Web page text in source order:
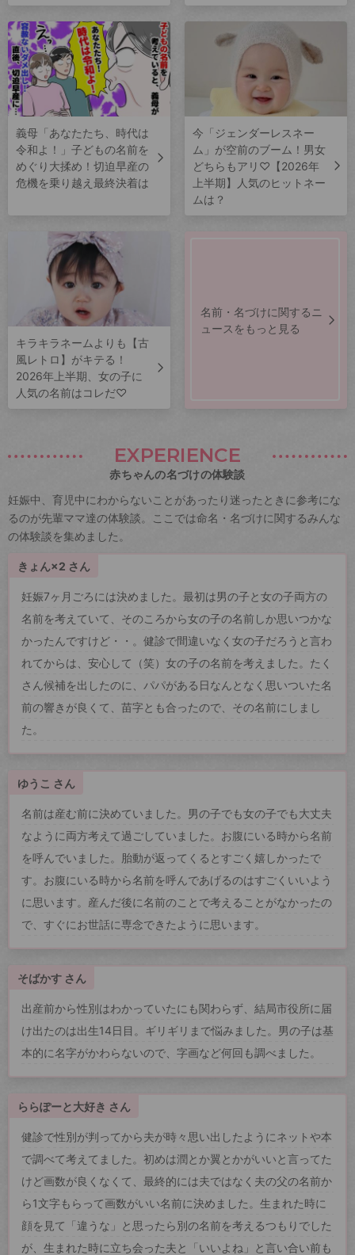
義母「あなたたち、時代は
令和よ！」子どもの名前を
めぐり大揉め！切迫早産の
危機を乗り越え最終決着は
今「ジェンダーレスネー
ム」が空前のブーム！男女
どちらもアリ♡【2026年
上半期】人気のヒットネー
ムは？
キラキラネームよりも【古
風レトロ】がキテる！
2026年上半期、女の子に
人気の名前はコレだ♡
名前・名づけに関するニ
ュースをもっと見る
EXPERIENCE
赤ちゃんの名づけの体験談
妊娠中、育児中にわからないことがあったり迷ったときに参考にな
るのが先輩ママ達の体験談。ここでは命名・名づけに関するみんな
の体験談を集めました。
きょん×2 さん
妊娠7ヶ月ごろには決めました。最初は男の子と女の子両方の
名前を考えていて、そのころから女の子の名前しか思いつかな
かったんですけど・・。健診で間違いなく女の子だろうと言わ
れてからは、安心して（笑）女の子の名前を考えました。たく
さん候補を出したのに、パパがある日なんとなく思いついた名
前の響きが良くて、苗字とも合ったので、その名前にしまし
た。
ゆうこ さん
名前は産む前に決めていました。男の子でも女の子でも大丈夫
なように両方考えて過ごしていました。お腹にいる時から名前
を呼んでいました。胎動が返ってくるとすごく嬉しかったで
す。お腹にいる時から名前を呼んであげるのはすごくいいよう
に思います。産んだ後に名前のことで考えることがなかったの
で、すぐにお世話に専念できたように思います。
そばかす さん
出産前から性別はわかっていたにも関わらず、結局市役所に届
け出たのは出生14日目。ギリギリまで悩みました。男の子は基
本的に名字がかわらないので、字画など何回も調べました。
ららぽーと大好き さん
健診で性別が判ってから夫が時々思い出したようにネットや本
で調べて考えてました。初めは潤とか翼とかがいいと言ってた
けど画数が良くなくて、最終的には夫ではなく夫の父の名前か
ら1文字もらって画数がいい名前に決めました。生まれた時に
顔を見て「違うな」と思ったら別の名前を考えるつもりでした
が、生まれた時に立ち会った夫と「いいよね」と言い合い前も